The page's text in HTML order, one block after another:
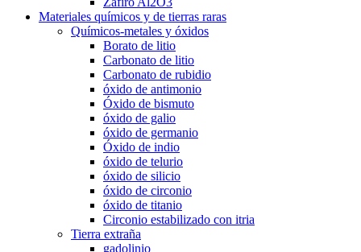
Materiales químicos y de tierras raras
Químicos-metales y óxidos
Borato de litio
Carbonato de litio
Carbonato de rubidio
óxido de antimonio
Óxido de bismuto
óxido de galio
óxido de germanio
Óxido de indio
óxido de telurio
óxido de silicio
óxido de circonio
óxido de titanio
Circonio estabilizado con itria
Tierra extraña
gadolinio